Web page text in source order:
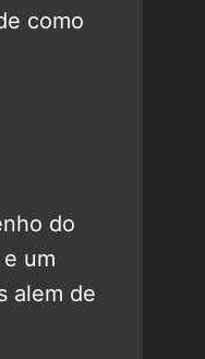
como
do
um
alem de